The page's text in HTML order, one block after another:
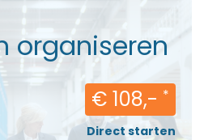
organiseren
€ 108,- *
Direct starten